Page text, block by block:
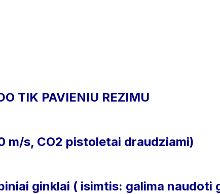
TIK PAVIENIU REZIMU
m/s, CO2 pistoletai draudziami)
ginklai ( isimtis: galima naudoti